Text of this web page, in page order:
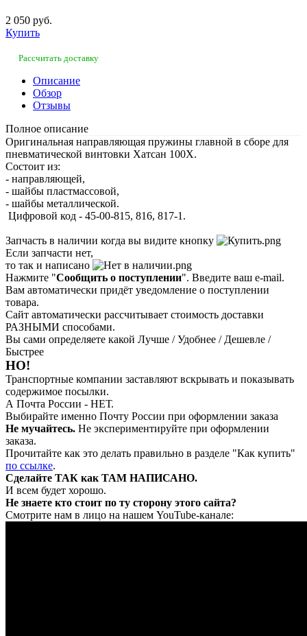
2 050 руб.
Купить
Рассчитать доставку
Описание
Обзор
Отзывы
Полное описание
Оригинальная направляющая пружины главной в сборе для
пневматической винтовки Хатсан 100Х.
Состоит из:
- направляющей,
- шайбы пластмассовой,
- шайбы металлической.
Цифровой код - 45-00-815, 816, 817-1.
Запчасть в наличии когда вы видите кнопку
Если запчасти нет,
то так и написано
Нажмите "Сообщить о поступлении". Введите ваш e-mail.
Вам автоматически придёт уведомление о поступлении
товара.
Сайт автоматически рассчитывает стоимость доставки
РАЗНЫМИ способами.
Вы сами определяете какой Лучше / Удобнее / Дешевле /
Быстрее
НО!
Транспортные компании заставляют вскрывать и показывать
содержимое посылки.
А Почта России - НЕТ.
Выбирайте именно Почту России при оформлении заказа
Не мучайтесь. Не экспериментируйте при оформлении
заказа.
Прочитайте как это делать правильно в разделе "Как купить"
по ссылке.
Сделайте ТАК как ТАМ НАПИСАНО.
И всем будет хорошо.
Не знаете кто стоит по ту сторону этого сайта?
Смотрите нам в лицо на нашем YouTube-канале: